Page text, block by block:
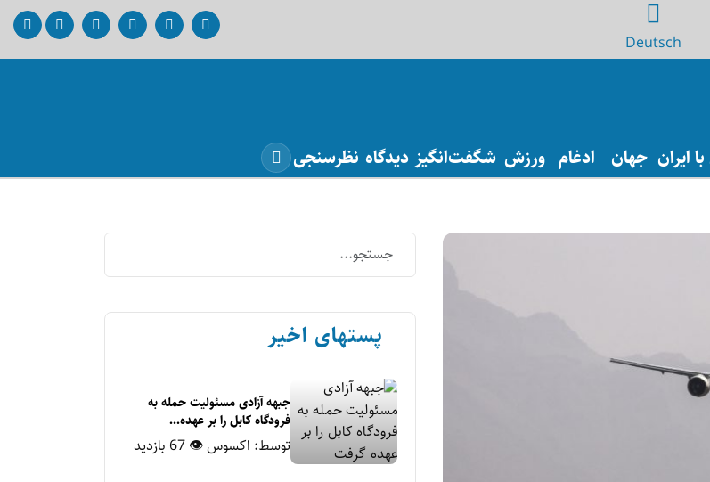
Deutsch
ایران جهان ادغام ورزش شگفت‌انگیز دیدگاه نظرسنجی
پستهای اخیر
جبهه آزادی مسئولیت حمله به
فرودگاه کابل را بر عهده...
توسط: اکسوس👁 67 بازدید